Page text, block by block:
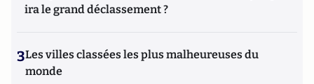
ira le grand déclassement ?
3Les villes classées les plus malheureuses du
monde